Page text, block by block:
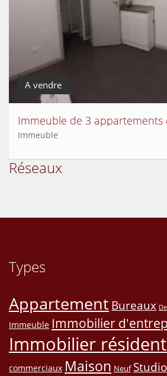
A vendre
Immeuble
Réseaux
Types
Appartement Bureaux
Immeuble Immobilier
Immobilier
commerciaux Maison Neuf Studio